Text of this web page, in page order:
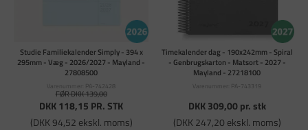
Studie Familiekalender Simply - 394 x
295mm - Væg - 2026/2027 - Mayland -
27808500
Varenummer: PA-742428
FØR DKK 139,00
DKK 118,15 PR. STK
(DKK 94,52 ekskl. moms)
Timekalender dag - 190x242mm - Spiral
- Genbrugskarton - Matsort - 2027 -
Mayland - 27218100
Varenummer: PA-743319
DKK 309,00pr. stk
(DKK 247,20 ekskl. moms)